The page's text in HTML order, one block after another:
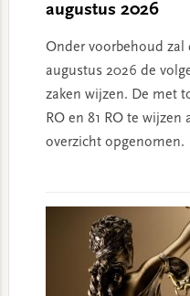
augustus 2026
Onder voorbehoud zal
augustus 2026 de
zaken wijzen. De met
RO en 81 RO te
overzicht opgenomen.